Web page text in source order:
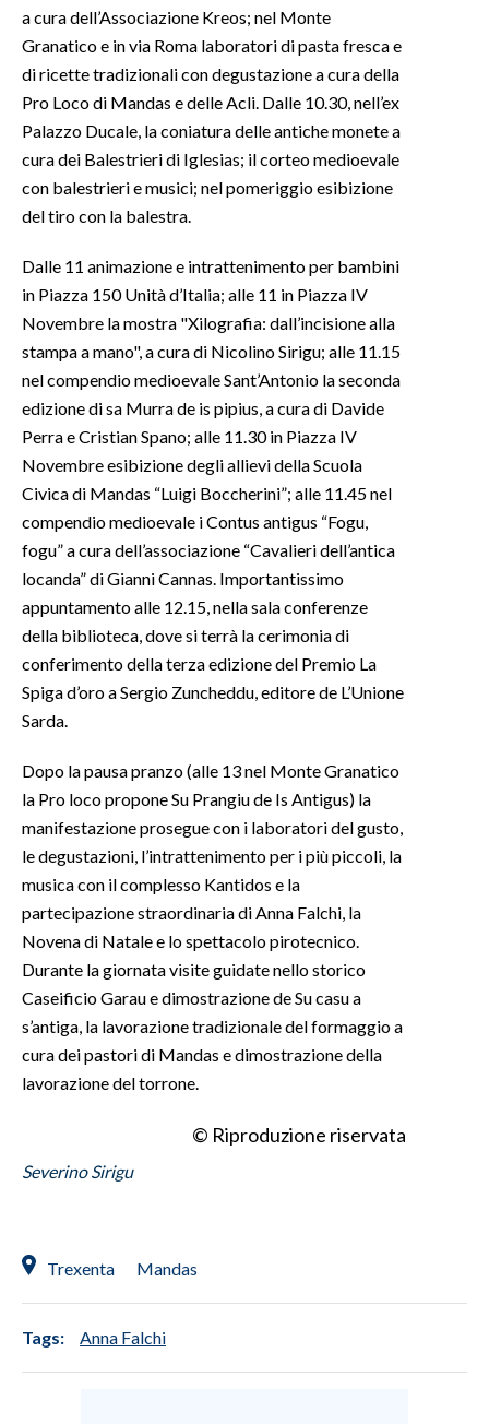
a cura dell’Associazione Kreos; nel Monte
Granatico e in via Roma laboratori di pasta fresca e
di ricette tradizionali con degustazione a cura della
Pro Loco di Mandas e delle Acli. Dalle 10.30, nell’ex
Palazzo Ducale, la coniatura delle antiche monete a
cura dei Balestrieri di Iglesias; il corteo medioevale
con balestrieri e musici; nel pomeriggio esibizione
del tiro con la balestra.
Dalle 11 animazione e intrattenimento per bambini
in Piazza 150 Unità d’Italia; alle 11 in Piazza IV
Novembre la mostra "Xilografia: dall’incisione alla
stampa a mano", a cura di Nicolino Sirigu; alle 11.15
nel compendio medioevale Sant’Antonio la seconda
edizione di sa Murra de is pipius, a cura di Davide
Perra e Cristian Spano; alle 11.30 in Piazza IV
Novembre esibizione degli allievi della Scuola
Civica di Mandas “Luigi Boccherini”; alle 11.45 nel
compendio medioevale i Contus antigus “Fogu,
fogu” a cura dell’associazione “Cavalieri dell’antica
locanda” di Gianni Cannas. Importantissimo
appuntamento alle 12.15, nella sala conferenze
della biblioteca, dove si terrà la cerimonia di
conferimento della terza edizione del Premio La
Spiga d’oro a Sergio Zuncheddu, editore de L’Unione
Sarda.
Dopo la pausa pranzo (alle 13 nel Monte Granatico
la Pro loco propone Su Prangiu de Is Antigus) la
manifestazione prosegue con i laboratori del gusto,
le degustazioni, l’intrattenimento per i più piccoli, la
musica con il complesso Kantidos e la
partecipazione straordinaria di Anna Falchi, la
Novena di Natale e lo spettacolo pirotecnico.
Durante la giornata visite guidate nello storico
Caseificio Garau e dimostrazione de Su casu a
s’antiga, la lavorazione tradizionale del formaggio a
cura dei pastori di Mandas e dimostrazione della
lavorazione del torrone.
© Riproduzione riservata
Severino Sirigu
Trexenta Mandas
Tags: Anna Falchi